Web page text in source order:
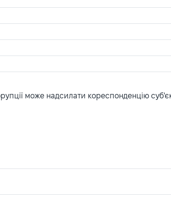
може надсилати кореспонденцію